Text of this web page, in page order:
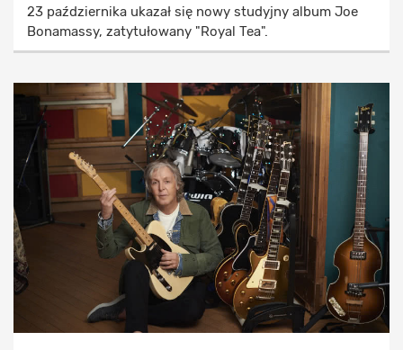
23 października ukazał się nowy studyjny album Joe
Bonamassy, zatytułowany "Royal Tea".